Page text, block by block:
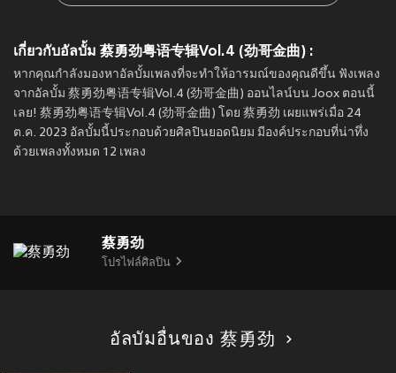
เกี่ยวกับอัลบั้ม 蔡勇劲粤语专辑Vol.4 (劲哥金曲) :
หากคุณกำลังมองหาอัลบั้มเพลงที่จะทำให้อารมณ์ของคุณดีขึ้น ฟังเพลง
จากอัลบั้ม 蔡勇劲粤语专辑Vol.4 (劲哥金曲) ออนไลน์บน Joox ตอนนี้
เลย! 蔡勇劲粤语专辑Vol.4 (劲哥金曲) โดย 蔡勇劲 เผยแพร่เมื่อ 24
ต.ค. 2023 อัลบั้มนี้ประกอบด้วยศิลปินยอดนิยม มีองค์ประกอบที่น่าทึ่ง
ด้วยเพลงทั้งหมด 12 เพลง
蔡勇劲
โปรไฟล์ศิลปิน
อัลบัมอื่นของ 蔡勇劲